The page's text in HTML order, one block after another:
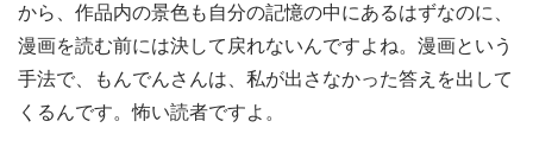
から、作品内の景色も自分の記憶の中にあるはずなのに、
漫画を読む前には決して戻れないんですよね。漫画という
手法で、もんでんさんは、私が出さなかった答えを出して
くるんです。怖い読者ですよ。